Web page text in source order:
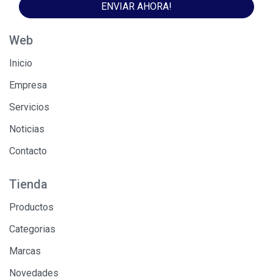
ENVIAR AHORA!
Web
Inicio
Empresa
Servicios
Noticias
Contacto
Tienda
Productos
Categorias
Marcas
Novedades